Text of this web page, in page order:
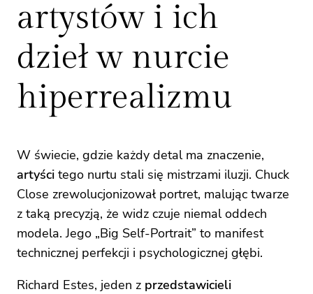
artystów i ich
dzieł w nurcie
hiperrealizmu
W świecie, gdzie każdy detal ma znaczenie,
artyści tego nurtu stali się mistrzami iluzji. Chuck
Close zrewolucjonizował portret, malując twarze
z taką precyzją, że widz czuje niemal oddech
modela. Jego „Big Self-Portrait” to manifest
technicznej perfekcji i psychologicznej głębi.
Richard Estes, jeden z przedstawicieli